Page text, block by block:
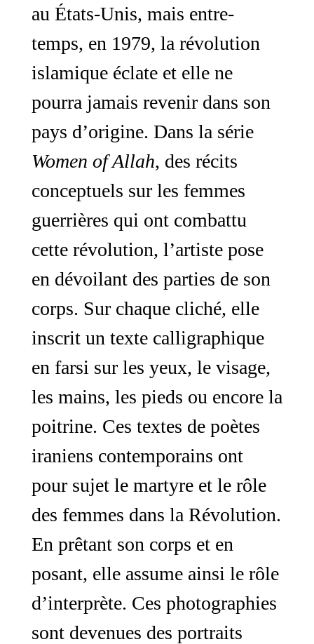
au États-Unis, mais entre-
temps, en 1979, la révolution
islamique éclate et elle ne
pourra jamais revenir dans son
pays d’origine. Dans la série
Women of Allah, des récits
conceptuels sur les femmes
guerrières qui ont combattu
cette révolution, l’artiste pose
en dévoilant des parties de son
corps. Sur chaque cliché, elle
inscrit un texte calligraphique
en farsi sur les yeux, le visage,
les mains, les pieds ou encore la
poitrine. Ces textes de poètes
iraniens contemporains ont
pour sujet le martyre et le rôle
des femmes dans la Révolution.
En prêtant son corps et en
posant, elle assume ainsi le rôle
d’interprète. Ces photographies
sont devenues des portraits